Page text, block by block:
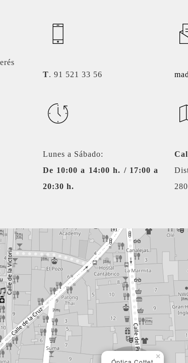
T. 91 521 33 56
Lunes a Sábado:
De 10:00 a 14:00 h. / 17:00 a
20:30 h.
×